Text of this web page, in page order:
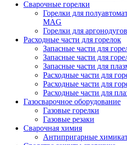
Сварочные горелки
Горелки для
MAG
Горелки для
Расходные части для горелок
Запасные части для
Запасные части для
Запасные части для
Расходные части для
Расходные части для
Расходные части для
Газосварочное оборудование
Газовые горелки
Газовые резаки
Сварочная химия
Антипригарные